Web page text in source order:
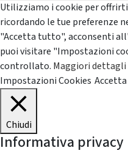
Utilizziamo i cookie per
ricordando le tue preferenze
"Accetta tutto", acconsenti
puoi visitare "Impostazioni
controllato. Maggiori dettagli
Impostazioni Cookies
Chiudi
Informativa privacy